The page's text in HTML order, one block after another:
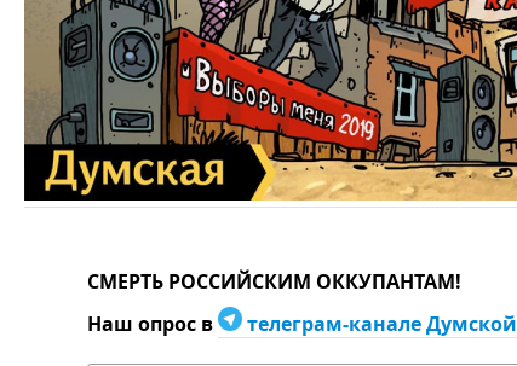
СМЕРТЬ РОССИЙСКИМ ОККУПАНТАМ!
Наш опрос в
телеграм-канале Думской